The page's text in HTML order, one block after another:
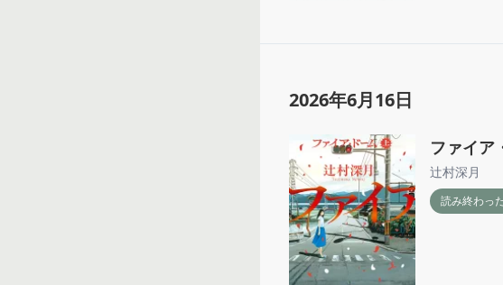
2026年6月16日
ファイア
辻村深月
読み終わっ